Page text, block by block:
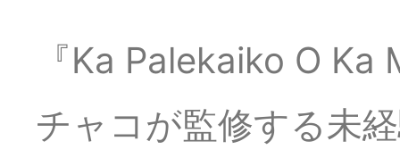
『Ka Palekaiko O
チャコが監修する未